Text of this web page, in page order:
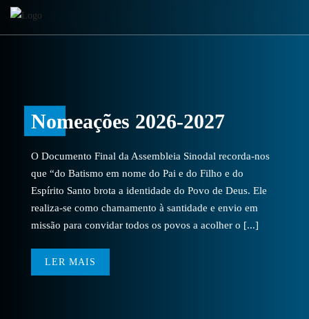
Nomeações 2026-2027
O Documento Final da Assembleia Sinodal recorda-nos
que “do Batismo em nome do Pai e do Filho e do
Espírito Santo brota a identidade do Povo de Deus. Ele
realiza-se como chamamento à santidade e envio em
missão para convidar todos os povos a acolher o [...]
LER MAIS